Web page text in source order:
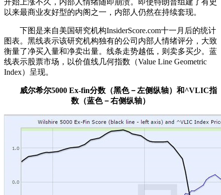
以来最商业友好型的内阁之一，内部人仍然在持续套现。
下图是来自美国研究机构InsiderScore.com十一月后的统计
图表。黑线表示该研究机构独有的公司内部人情绪评分，大致
衡量了净买入量和净卖出量。线条走势越低，则卖多买少。蓝
线表示股票市场，以价值线几何指数（Value Line Geometric
Index）呈现。
威尔希尔5000 Ex-fin分数（黑色－左侧纵轴）和^VLIC指
数（蓝色－右侧纵轴）